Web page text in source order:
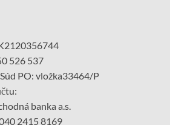
526 537
PO: vložka33464/P
banka a.s.
2415 8169